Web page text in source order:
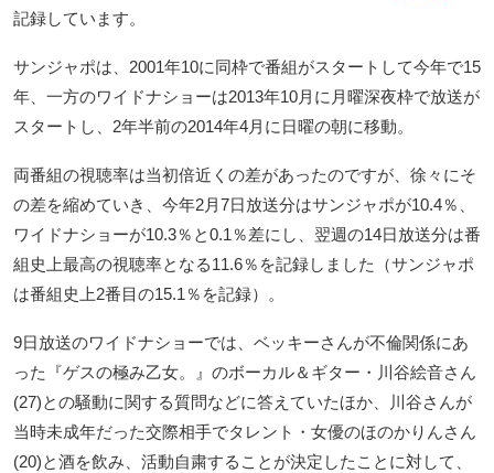
記録しています。
サンジャポは、2001年10に同枠で番組がスタートして今年で15
年、一方のワイドナショーは2013年10月に月曜深夜枠で放送が
スタートし、2年半前の2014年4月に日曜の朝に移動。
両番組の視聴率は当初倍近くの差があったのですが、徐々にそ
の差を縮めていき、今年2月7日放送分はサンジャポが10.4％、
ワイドナショーが10.3％と0.1％差にし、翌週の14日放送分は番
組史上最高の視聴率となる11.6％を記録しました（サンジャポ
は番組史上2番目の15.1％を記録）。
9日放送のワイドナショーでは、ベッキーさんが不倫関係にあ
った『ゲスの極み乙女。』のボーカル＆ギター・川谷絵音さん
(27)との騒動に関する質問などに答えていたほか、川谷さんが
当時未成年だった交際相手でタレント・女優のほのかりんさん
(20)と酒を飲み、活動自粛することが決定したことに対して、